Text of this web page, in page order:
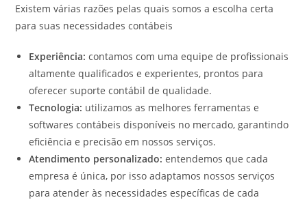
Existem várias razões pelas quais somos a escolha certa
para suas necessidades contábeis
Experiência: contamos com uma equipe de profissionais
altamente qualificados e experientes, prontos para
oferecer suporte contábil de qualidade.
Tecnologia: utilizamos as melhores ferramentas e
softwares contábeis disponíveis no mercado, garantindo
eficiência e precisão em nossos serviços.
Atendimento personalizado: entendemos que cada
empresa é única, por isso adaptamos nossos serviços
para atender às necessidades específicas de cada